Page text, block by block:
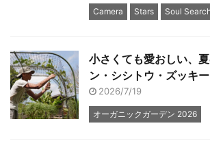
Camera Stars Soul
小さくても愛おしい、
ン・シシトウ・ズッキ
2026/7/19
オーガニックガーデン 2026